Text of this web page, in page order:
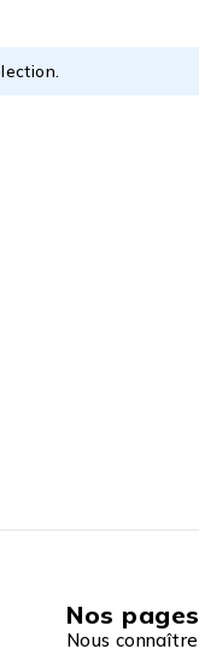
Nos pages
Nous connaître